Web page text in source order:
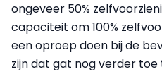
ongeveer 50%
capaciteit om 100%
een oproep doen bij de
zijn dat gat nog verder toe